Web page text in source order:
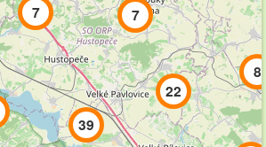
7
8
7
39
22